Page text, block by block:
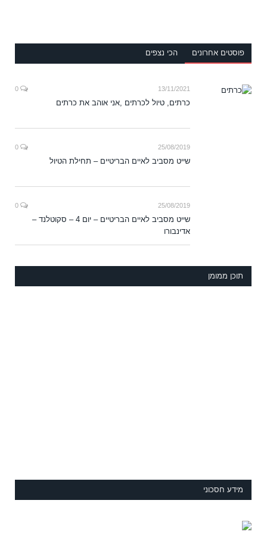
פוסטים אחרונים הכי נצפים
13/11/2021
כרתים, טיול לכרתים ,אני אוהב את כרתים
25/08/2019
שייט מסביב לאיים הבריטיים – תחילת הטיול
25/08/2019
שייט מסביב לאיים הבריטיים – יום 4 – סקוטלנד –
אדינבורו
תוכן ממומן
מידע חסכוני